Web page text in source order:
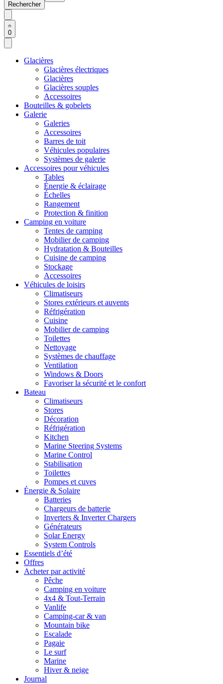
Rechercher
0
Glacières
Glacières électriques
Glacières
Glacières souples
Accessoires
Bouteilles & gobelets
Galerie
Galeries
Accessoires
Barres de toit
Véhicules populaires
Systèmes de galerie
Accessoires pour véhicules
Tables
Énergie & éclairage
Échelles
Rangement
Protection & finition
Camping en voiture
Tentes de camping
Mobilier de camping
Hydratation & Bouteilles
Cuisine de camping
Stockage
Accessoires
Véhicules de loisirs
Climatiseurs
Stores extérieurs et auvents
Réfrigération
Cuisine
Mobilier de camping
Toilettes
Nettoyage
Systèmes de chauffage
Ventilation
Windows & Doors
Favoriser la sécurité et le confort
Bateau
Climatiseurs
Stores
Décoration
Réfrigération
Kitchen
Marine Steering Systems
Marine Control
Stabilisation
Toilettes
Pompes et cuves
Énergie & Solaire
Batteries
Chargeurs de batterie
Inverters & Inverter Chargers
Générateurs
Solar Energy
System Controls
Essentiels d’été
Offres
Acheter par activité
Pêche
Camping en voiture
4x4 & Tout-Terrain
Vanlife
Camping-car & van
Mountain bike
Escalade
Pagaie
Le surf
Marine
Hiver & neige
Journal